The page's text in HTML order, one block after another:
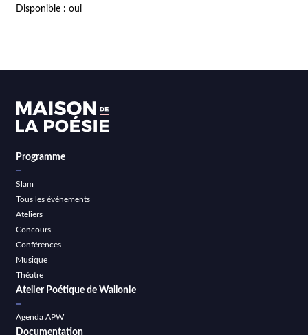
Disponible : oui
Programme
Slam
Tous les événements
Ateliers
Concours
Conférences
Musique
Théatre
Atelier Poétique de Wallonie
Agenda APW
Documentation